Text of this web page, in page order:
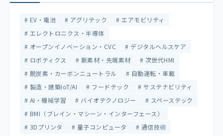
EV・電池 アグリテック
エアモビリティ
エレクトロニクス・半導体
オープンイノベーション・CVC
デジタルヘルスケア
ロボティクス
新素材・先端素材
次世代HMI
脱炭素・カーボンニュートラル
自動運転・車載
製造・建築IoT/AI
フードテック
サステナビリティ
AI・機械学習
バイオテクノロジー
スペーステック
BMI（ブレイン・マシーン・インターフェース）
3Dプリンタ
量子コンピュータ 通信技術